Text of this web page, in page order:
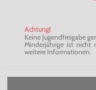
Achtung!
Keine Jugendfreigabe
Minderjährige ist nicht
weitere Informationen.